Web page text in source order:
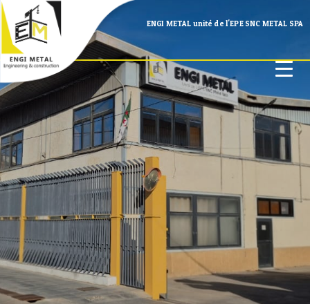
ENGI METAL unité de l'EPE SNC METAL SPA